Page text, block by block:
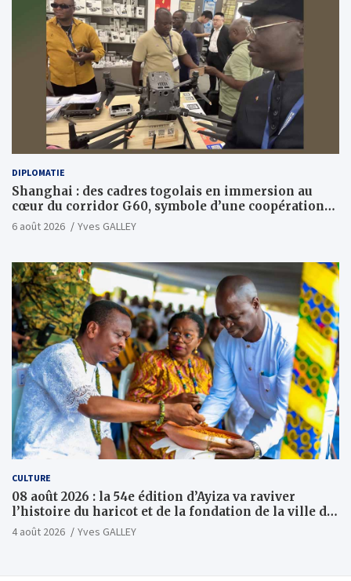
DIPLOMATIE
Shanghai : des cadres togolais en immersion au
cœur du corridor G60, symbole d’une coopération
sino-togolaise axée sur l’excellence et le leadership
6 août 2026 Yves GALLEY
CULTURE
08 août 2026 : la 54e édition d’Ayiza va raviver
l’histoire du haricot et de la fondation de la ville de
Tsévié
4 août 2026 Yves GALLEY